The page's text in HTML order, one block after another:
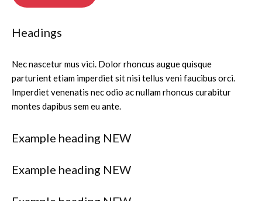
Headings
Nec nascetur mus vici. Dolor rhoncus augue quisque
parturient etiam imperdiet sit nisi tellus veni faucibus orci.
Imperdiet venenatis nec odio ac nullam rhoncus curabitur
montes dapibus sem eu ante.
Example heading NEW
Example heading NEW